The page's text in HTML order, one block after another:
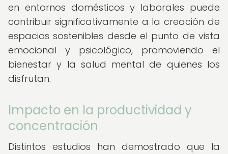
en entornos domésticos y laborales puede
contribuir significativamente a la creación de
espacios sostenibles desde el punto de vista
emocional y psicológico, promoviendo el
bienestar y la salud mental de quienes los
disfrutan.
Impacto en la productividad y
concentración
Distintos estudios han demostrado que la